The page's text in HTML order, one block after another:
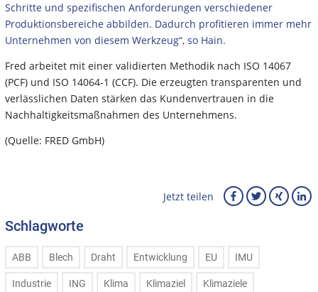
Schritte und spezifischen Anforderungen verschiedener
Produktionsbereiche abbilden. Dadurch profitieren immer mehr
Unternehmen von diesem Werkzeug“, so Hain.
Fred arbeitet mit einer validierten Methodik nach ISO 14067
(PCF) und ISO 14064-1 (CCF). Die erzeugten transparenten und
verlässlichen Daten stärken das Kundenvertrauen in die
Nachhaltigkeitsmaßnahmen des Unternehmens.
(Quelle: FRED GmbH)
Jetzt teilen
Schlagworte
ABB Blech Draht Entwicklung EU IMU
Industrie ING Klima Klimaziel Klimaziele